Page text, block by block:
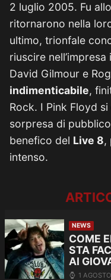
2 luglio 2005. Fu
ritornarono nella
ultimo, trionfale
riuscire
David Gilmour e
indimenticabile,
Rock. I Pink Floyd
sorpresa di
benefico del Live 8,
intenso.
NEWS
COME
STA
AI
1